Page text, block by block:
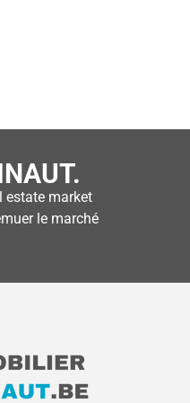
estate market
le marché